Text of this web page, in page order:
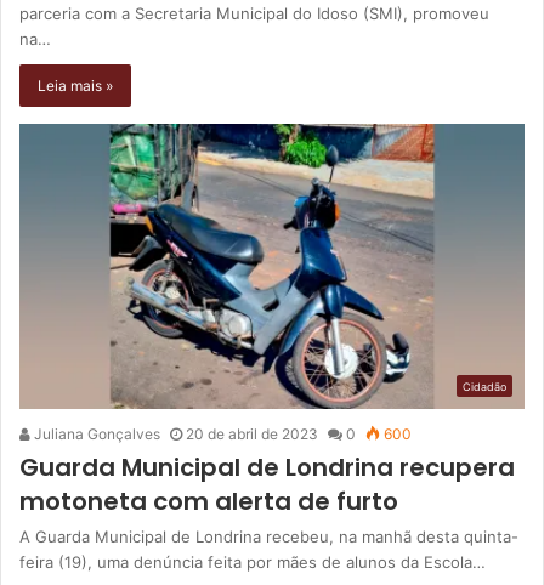
parceria com a Secretaria Municipal do Idoso (SMI), promoveu
na…
Leia mais »
Cidadão
Juliana Gonçalves 20 de abril de 2023 0 600
Guarda Municipal de Londrina recupera
motoneta com alerta de furto
A Guarda Municipal de Londrina recebeu, na manhã desta quinta-
feira (19), uma denúncia feita por mães de alunos da Escola…